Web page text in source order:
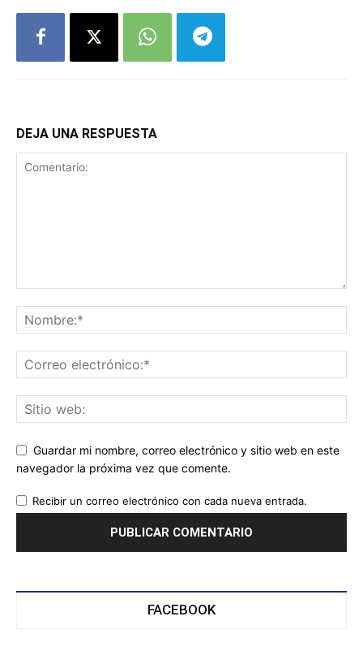
DEJA UNA RESPUESTA
Guardar mi nombre, correo electrónico y sitio web en este
navegador la próxima vez que comente.
Recibir un correo electrónico con cada nueva entrada.
FACEBOOK